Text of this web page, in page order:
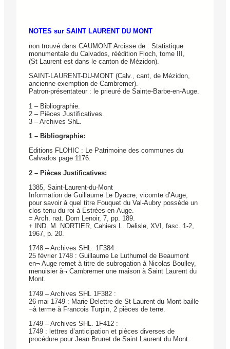
NOTES sur SAINT LAURENT DU MONT
non trouvé dans CAUMONT Arcisse de : Statistique
monumentale du Calvados, réédition Floch, tome III,
(St Laurent est dans le canton de Mézidon).
SAINT-LAURENT-DU-MONT (Calv., cant, de Mézidon,
ancienne exemption de Cambremer).
Patron-présentateur : le prieuré de Sainte-Barbe-en-Auge.
1 – Bibliographie.
2 – Pièces Justificatives.
3 – Archives ShL.
1 – Bibliographie:
Editions FLOHIC : Le Patrimoine des communes du
Calvados page 1176.
2 – Pièces Justificatives:
1385, Saint-Laurent-du-Mont
Information de Guillaume Le Dyacre, vicomte d’Auge,
pour savoir à quel titre Fouquet du Val-Aubry possède un
clos tenu du roi à Estrées-en-Auge.
= Arch. nat. Dom Lenoir, 7, pp. 189.
+ IND. M. NORTIER, Cahiers L. Delisle, XVI, fasc. 1-2,
1967, p. 20.
1748 – Archives SHL. 1F384 :
25 février 1748 : Guillaume Le Luthumel de Beaumont
en¬ Auge remet à titre de subrogation à Nicolas Boulley,
menuisier à¬ Cambremer une maison à Saint Laurent du
Mont.
1749 – Archives SHL 1F382 :
26 mai 1749 : Marie Delettre de St Laurent du Mont baille
¬à terme à Francois Turpin, 2 pièces de terre.
1749 – Archives SHL. 1F412 :
1749 : lettres d’anticipation et pièces diverses de
procédure pour Jean Brunet de Saint Laurent du Mont.